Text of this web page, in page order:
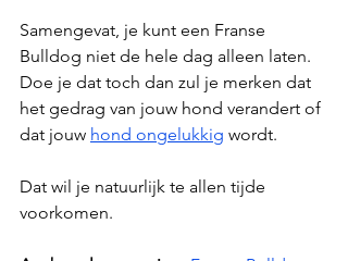
Samengevat, je kunt een Franse
Bulldog niet de hele dag alleen laten.
Doe je dat toch dan zul je merken dat
het gedrag van jouw hond verandert of
dat jouw hond ongelukkig wordt.
Dat wil je natuurlijk te allen tijde
voorkomen.